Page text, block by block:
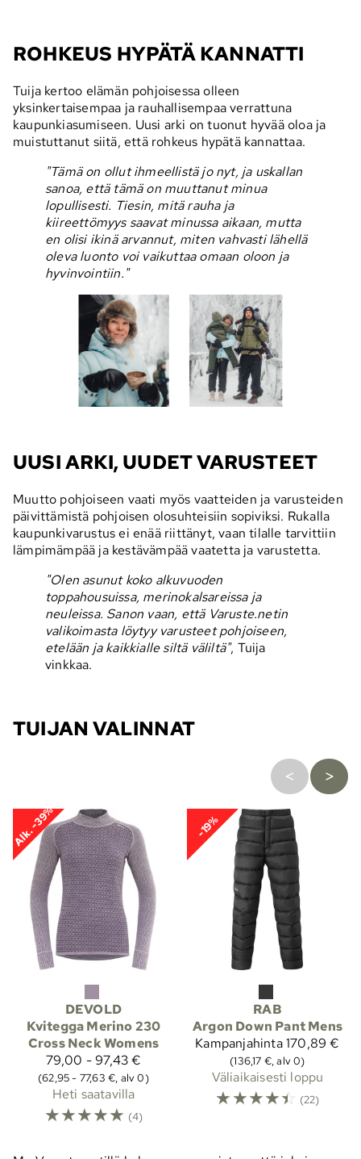
ROHKEUS HYPÄTÄ KANNATTI
Tuija kertoo elämän pohjoisessa olleen
yksinkertaisempaa ja rauhallisempaa verrattuna
kaupunkiasumiseen. Uusi arki on tuonut hyvää oloa ja
muistuttanut siitä, että rohkeus hypätä kannattaa.
"Tämä on ollut ihmeellistä jo nyt, ja uskallan
sanoa, että tämä on muuttanut minua
lopullisesti. Tiesin, mitä rauha ja
kiireettömyys saavat minussa aikaan, mutta
en olisi ikinä arvannut, miten vahvasti lähellä
oleva luonto voi vaikuttaa omaan oloon ja
hyvinvointiin."
UUSI ARKI, UUDET VARUSTEET
Muutto pohjoiseen vaati myös vaatteiden ja varusteiden
päivittämistä pohjoisen olosuhteisiin sopiviksi. Rukalla
kaupunkivarustus ei enää riittänyt, vaan tilalle tarvittiin
lämpimämpää ja kestävämpää vaatetta ja varustetta.
"Olen asunut koko alkuvuoden
toppahousuissa, merinokalsareissa ja
neuleissa. Sanon vaan, että Varuste.netin
valikoimasta löytyy varusteet pohjoiseen,
etelään ja kaikkialle siltä väliltä", Tuija
vinkkaa.
TUIJAN VALINNAT
Alk. -39%
DEVOLD
Kvitegga Merino 230
Cross Neck Womens
79,00 - 97,43 €
(62,95 - 77,63 €, alv 0)
Heti saatavilla
☆☆☆☆☆ (4)
-19%
RAB
Argon Down Pant Mens
Kampanjahinta170,89 €
(136,17 €, alv 0)
Väliaikaisesti loppu
☆☆☆☆☆ (22)